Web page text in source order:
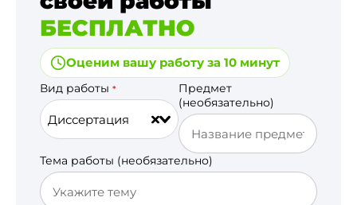
БЕСПЛАТНО
Оценим вашу работу за 10 минут
Вид работы *
Диссертация
Предмет
(необязательно)
Тема работы (необязательно)